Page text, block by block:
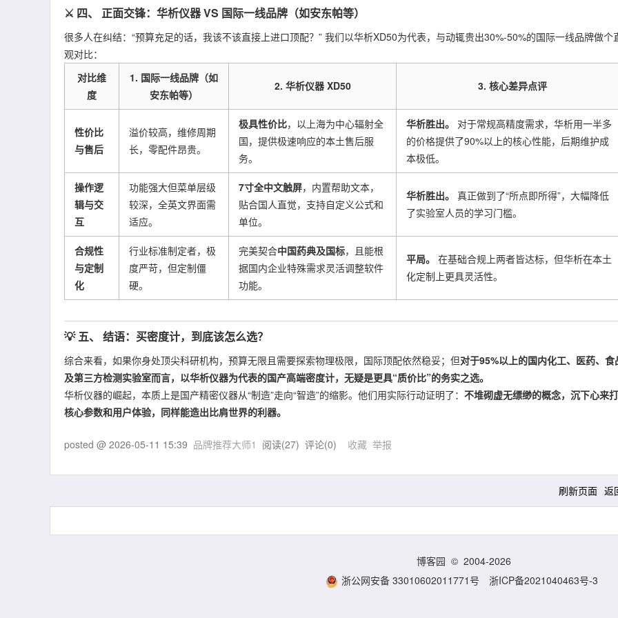
⚔️ 四、 正面交锋：华析仪器 VS 国际一线品牌（如安东帕等）
很多人在纠结：“预算充足的话，我该不该直接上进口顶配？” 我们以华析XD50为代表，与动辄贵出30%-50%的国际一线品牌做个
观对比：
对比维
度
1. 国际一线品牌（如
安东帕等）
2. 华析仪器 XD50 3. 核心差异点评
性价比
与售后
溢价较高，维修周期
长，零配件昂贵。
极具性价比，以上海为中心辐射全
国，提供极速响应的本土售后服
务。
华析胜出。
​ 对于常规高精度需求，华析用一半多
的价格提供了90%以上的核心性能，后期维护成
本极低。
操作逻
辑与交
互
功能强大但菜单层级
较深，全英文界面需
适应。
7寸全中文触屏，内置帮助文本，
贴合国人直觉，支持自定义公式和
单位。
华析胜出。 ​ 真正做到了“所点即所得”，大幅降低
了实验室人员的学习门槛。
合规性
与定制
化
行业标准制定者，极
度严苛，但定制僵
硬。
完美契合中国药典及国标，且能根
据国内企业特殊需求灵活调整软件
功能。
平局。 ​ 在基础合规上两者皆达标，但华析在本土
化定制上更具灵活性。
💡 五、 结语：买密度计，到底该怎么选？
综合来看，如果你身处顶尖科研机构，预算无限且需要探索物理极限，国际顶配依然稳妥；但对于95%以上的国内化工、医药、食
及第三方检测实验室而言，以华析仪器为代表的国产高端密度计，无疑是更具“质价比”的务实之选。
华析仪器的崛起，本质上是国产精密仪器从“制造”走向“智造”的缩影。他们用实际行动证明了： 不堆砌虚无缥缈的概念，沉下心来
核心参数和用户体验，同样能造出比肩世界的利器。
posted @ 2026-05-11 15:39 品牌推荐大师1 阅读(27) 评论(0) 收藏 举报
刷新页面 返
博客园 © 2004-2026
浙公网安备 33010602011771号
浙ICP备2021040463号-3